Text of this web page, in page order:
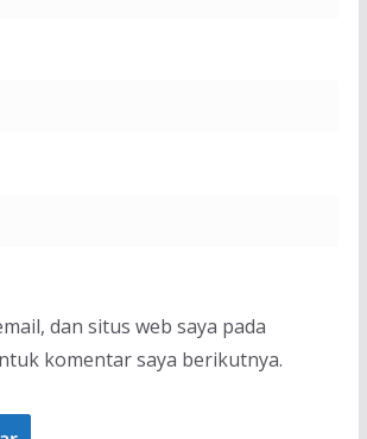
dan situs web saya pada
komentar saya berikutnya.